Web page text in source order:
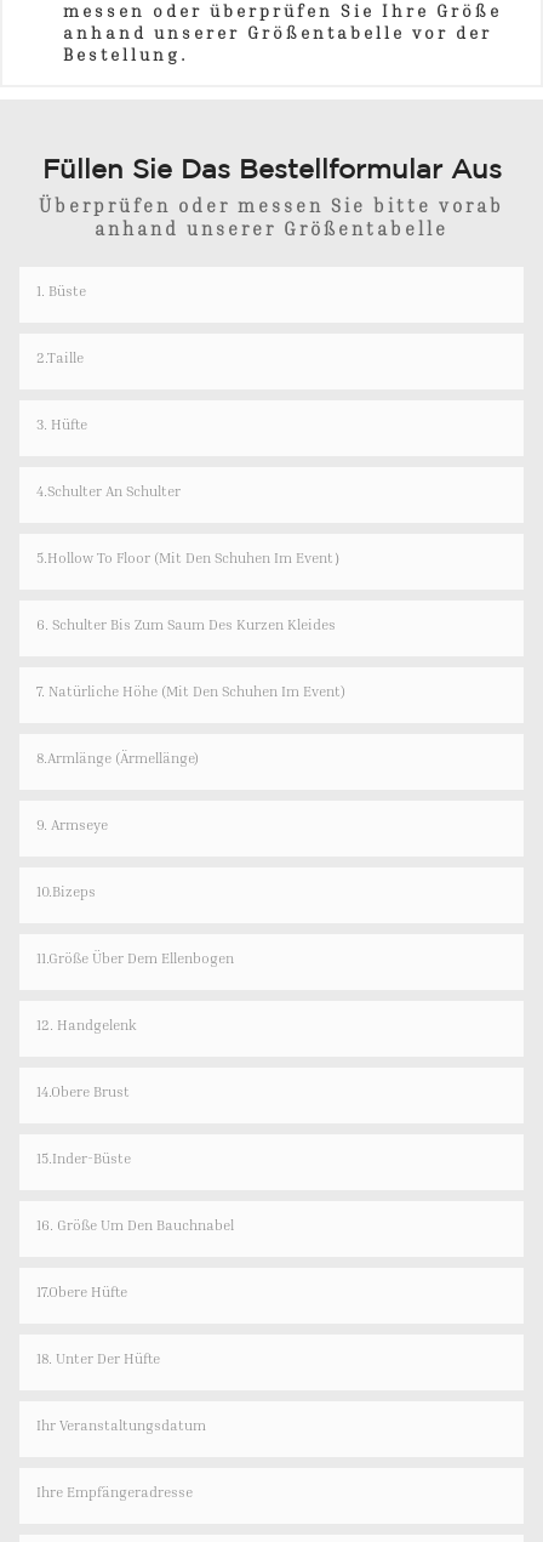
messen oder überprüfen Sie Ihre Größe
anhand unserer Größentabelle vor der
Bestellung.
Füllen Sie Das Bestellformular Aus
Überprüfen oder messen Sie bitte vorab
anhand unserer Größentabelle
1. Büste
2.Taille
3. Hüfte
4.Schulter An Schulter
5.Hollow To Floor (Mit Den Schuhen Im Event）
6. Schulter Bis Zum Saum Des Kurzen Kleides
7. Natürliche Höhe (mit Den Schuhen Im Event)
8.Armlänge (Ärmellänge)
9. Armseye
10.Bizeps
11.Größe Über Dem Ellenbogen
12. Handgelenk
14.Obere Brust
15.Inder-Büste
16. Größe Um Den Bauchnabel
17.Obere Hüfte
18. Unter Der Hüfte
Ihr Veranstaltungsdatum
Ihre Empfängeradresse